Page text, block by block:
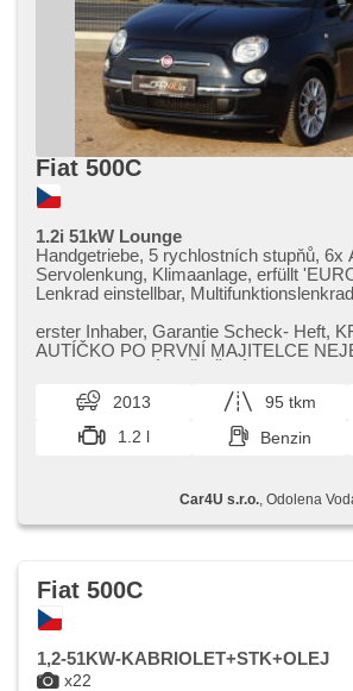
Fiat 500C
1.2i 51kW Lounge
Handgetriebe, 5 rychlostních stupňů, 6x
Servolenkung, Klimaanlage, erfüllt
Lenkrad einstellbar,
Spiegel, Wegfahrsperre,
Funkfernbedienung, isofix, Autoradio,
erster Inhaber,​ Garantie Scheck​- Heft,​
AUTÍČKO PO PRVNÍ MAJITELCE
2013 95 tkm
1.2 l
Benzin
Car4U s.r.o. , Odolena
x22
Fiat 500C
1,2-51KW-KABRIOLET+STK+OLEJ